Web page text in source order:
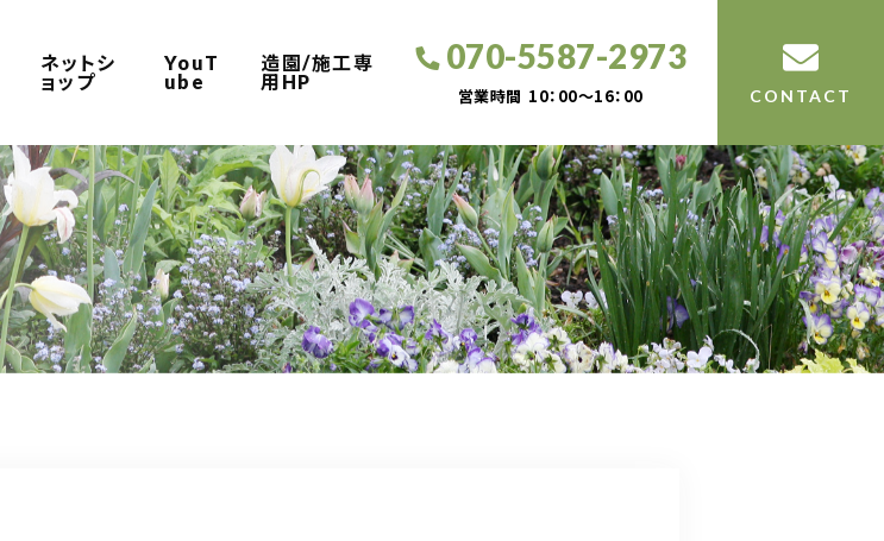
ネットシ
ョップ
YouT
ube
造園/施工専
用HP
070-5587-2973
営業時間 10：00～16：00 CONTACT